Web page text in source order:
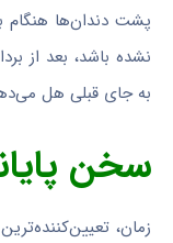
پشت دندان‌ها هنگام
نشده باشد، بعد از
به جای قبلی هل
سخن
زمان،